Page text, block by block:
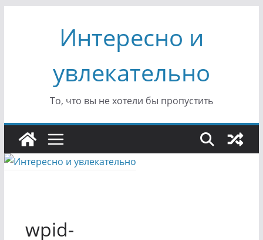
содержимомуИнтересно и
увлекательно
То, что вы не хотели бы пропустить
wpid-